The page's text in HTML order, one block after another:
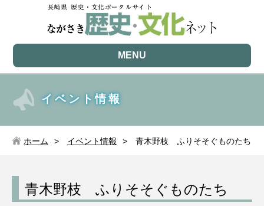
MENU
イベント情報
ホーム イベント情報 青木野枝 ふりそそぐものたち
青木野枝 ふりそそぐものたち